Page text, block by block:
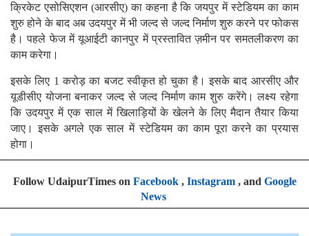
क्रिकेट एसोसिएशन (आरसीए) का कहना है कि जयपुर में स्टेडियम का काम
शुरु होने के बाद अब उदयपुर में भी जल्द से जल्द निर्माण शुरु करने पर फोकस
है। पहले फेज में यूआईटी कानपुर में प्रस्तावित ज़मीन पर समतलीकरण का
काम करेगा।
इसके लिए 1 करोड़ का बजट स्वीकृत हो चुका है। इसके बाद आरसीए और
यूडीसीए योजना बनाकर जल्द से जल्द निर्माण काम शुरु करेंगे। लक्ष्य रहेगा
कि उदयपुर में एक साल में खिलाड़ियों के खेलने के लिए मैदान तैयार किया
जाए। इसके अगले एक साल में स्टेडियम का काम पूरा करने का प्रयास
होगा।
Follow UdaipurTimes on Facebook, Instagram, and Google
News